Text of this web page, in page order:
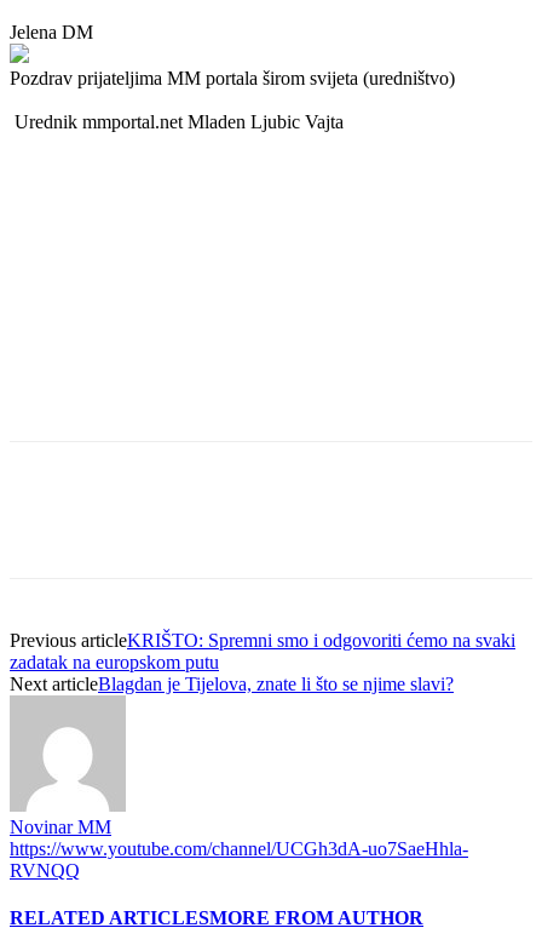
Jelena DM
Pozdrav prijateljima MM portala širom svijeta (uredništvo)
Urednik mmportal.net Mladen Ljubic Vajta
Previous articleKRIŠTO: Spremni smo i odgovoriti ćemo na svaki
zadatak na europskom putu
Next articleBlagdan je Tijelova, znate li što se njime slavi?
Novinar MM
https://www.youtube.com/channel/UCGh3dA-uo7SaeHhla-
RVNQQ
RELATED ARTICLESMORE FROM AUTHOR